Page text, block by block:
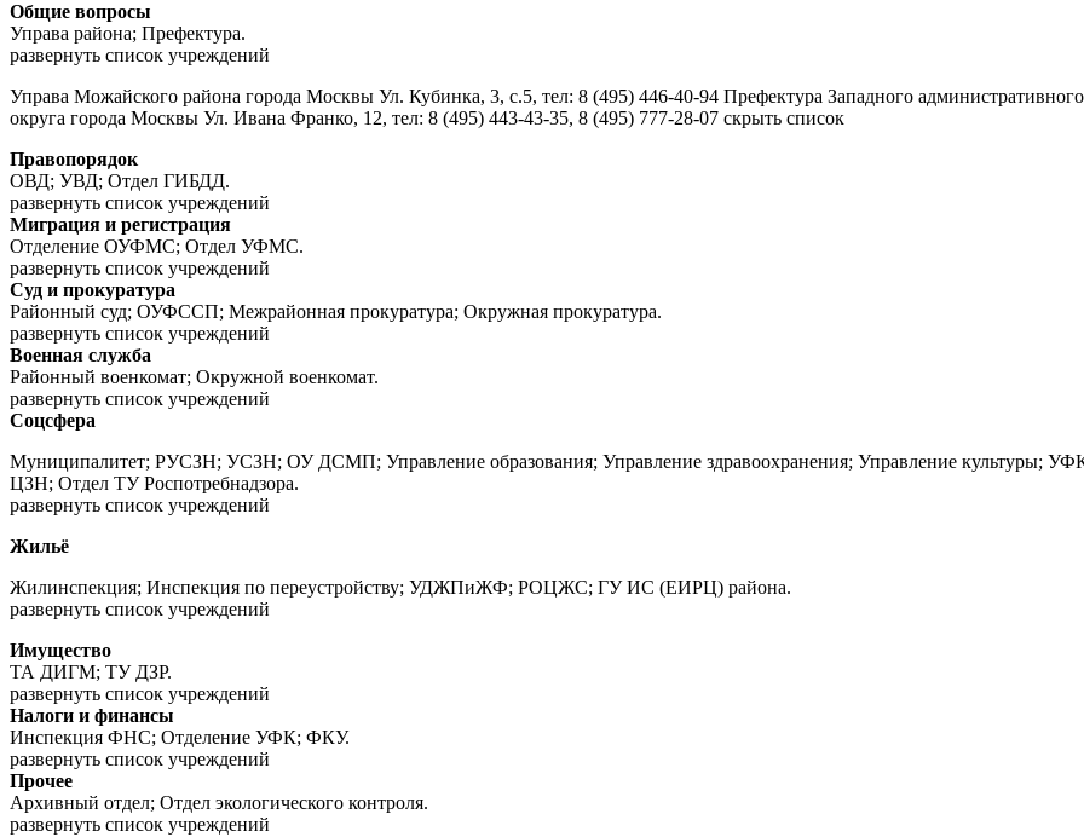
Общие вопросы
Управа района; Префектура.
развернуть список учреждений
Управа Можайского района города Москвы Ул. Кубинка, 3, с.5, тел: 8 (495) 446-40-94 Префектура Западного административного
округа города Москвы Ул. Ивана Франко, 12, тел: 8 (495) 443-43-35, 8 (495) 777-28-07 скрыть список
Правопорядок
ОВД; УВД; Отдел ГИБДД.
развернуть список учреждений
Миграция и регистрация
Отделение ОУФМС; Отдел УФМС.
развернуть список учреждений
Суд и прокуратура
Районный суд; ОУФССП; Межрайонная прокуратура; Окружная прокуратура.
развернуть список учреждений
Военная служба
Районный военкомат; Окружной военкомат.
развернуть список учреждений
Соцсфера
Муниципалитет; РУСЗН; УСЗН; ОУ ДСМП; Управление образования; Управление здравоохранения; Управление культуры;
ЦЗН; Отдел ТУ Роспотребнадзора.
развернуть список учреждений
Жильё
Жилинспекция; Инспекция по переустройству; УДЖПиЖФ; РОЦЖС; ГУ ИС (ЕИРЦ) района.
развернуть список учреждений
Имущество
ТА ДИГМ; ТУ ДЗР.
развернуть список учреждений
Налоги и финансы
Инспекция ФНС; Отделение УФК; ФКУ.
развернуть список учреждений
Прочее
Архивный отдел; Отдел экологического контроля.
развернуть список учреждений